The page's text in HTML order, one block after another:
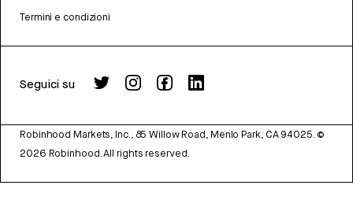
Termini e condizioni
Seguici su
Robinhood Markets, Inc., 85 Willow Road, Menlo Park, CA 94025. ©
2026 Robinhood. All rights reserved.